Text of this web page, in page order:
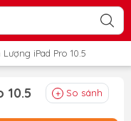
iPad Pro 10.5
10.5 So sánh